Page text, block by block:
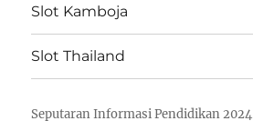
Slot Kamboja
Slot Thailand
Seputaran Informasi Pendidikan 2024